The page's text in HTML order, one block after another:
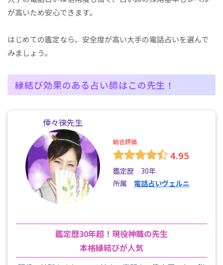
が高いため安心できます。
はじめての鑑定なら、安全度が高い大手の電話占いを選んで
みましょう。
縁結び効果のある占い師はこの先生！
倖々徠先生
総合評価
4.95
鑑定歴 30年
所属 電話占いヴェルニ
鑑定歴30年超！現役神職の先生
本格縁結びが人気